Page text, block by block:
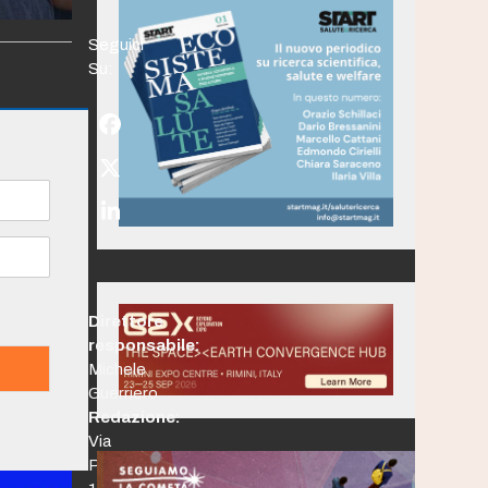
Seguici
Su:
Facebook
Twitter
(deprecated)
LinkedIn
Direttore
responsabile:
Michele
Guerriero
Redazione:
Via
Po,